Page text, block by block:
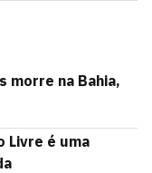
morre na Bahia,
Livre é uma